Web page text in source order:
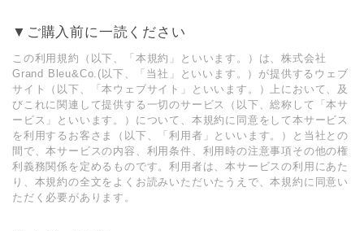
▼ご購⼊前に⼀読ください
この利⽤規約（以下、「本規約」といいます。）は、株式会社
Grand Bleu&Co.(以下、「当社」といいます。）が提供するウェブ
サイト（以下、「本ウェブサイト」といいます。）上において、及
びこれに関連して提供する⼀切のサービス（以下、総称して「本サ
ービス」といいます。）について、本規約に同意をして本サービス
を利⽤するお客さま（以下、「利⽤者」といいます。）と当社との
間で、本サービスの内容、利⽤条件、利⽤時の注意事項その他の権
利義務関係を定めるものです。利⽤者は、本サービスの利⽤にあた
り、本規約の全⽂をよくお読みいただいたうえで、本規約に同意い
ただく必要があります。